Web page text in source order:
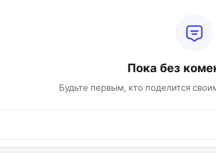
Пока без
Будьте первым, кто поделится